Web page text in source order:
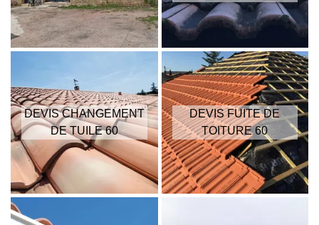
DEVIS CHANGEMENT
DE TUILE 60
DEVIS FUITE DE
TOITURE 60